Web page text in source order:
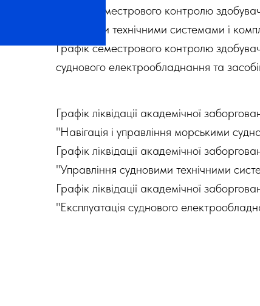
Графік семестрового контролю
судновими технічними системами і
Графік семестрового контролю
суднового електрообладнання та
Графік ліквідації академічної
"Навігація і управління морськими
Графік ліквідації академічної
"Управління судновими технічними
Графік ліквідації академічної
"Експлуатація суднового